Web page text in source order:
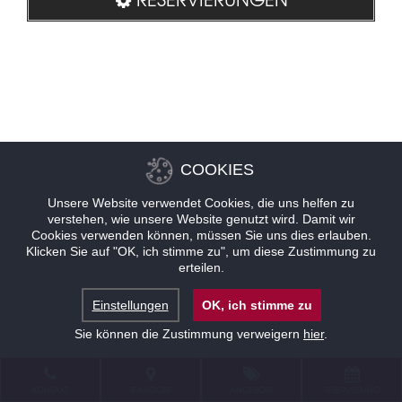
COOKIES
Unsere Website verwendet Cookies, die uns helfen zu
verstehen, wie unsere Website genutzt wird. Damit wir
Cookies verwenden können, müssen Sie uns dies erlauben.
Klicken Sie auf "OK, ich stimme zu", um diese Zustimmung zu
erteilen.
Einstellungen
OK, ich stimme zu
Sie können die Zustimmung verweigern hier.